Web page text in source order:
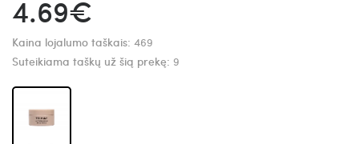
4.69€
Kaina lojalumo taškais: 469
Suteikiama taškų už šią prekę: 9